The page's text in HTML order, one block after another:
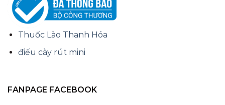
Thuốc Lào Thanh Hóa
điếu cày rút mini
FANPAGE FACEBOOK